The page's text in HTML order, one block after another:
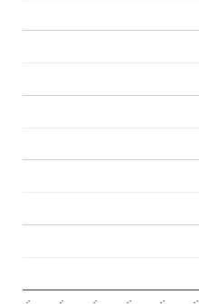
.. .. .. .. .. ..